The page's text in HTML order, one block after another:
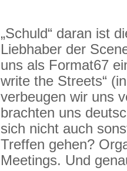
„Schuld“ daran ist
Liebhaber der
uns als Format67
write the Streets“
verbeugen wir uns
brachten uns
sich nicht auch
Treffen gehen?
Meetings. Und